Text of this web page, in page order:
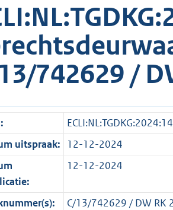
742629 /
uitspraak:
12-12-2024
12-12-2024
C/13/742629 / DW RK